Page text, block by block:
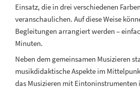
Einsatz, die in drei verschiedenen
veranschaulichen. Auf diese Weise
Begleitungen arrangiert werden –
Minuten.
Neben dem gemeinsamen Musizieren
musikdidaktische Aspekte im
das Musizieren mit